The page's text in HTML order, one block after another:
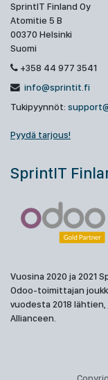
SprintIT Finland Oy
Atomitie 5 B
00370 Helsinki
Suomi
+358 44 977 3541
info@sprintit.fi
Tukipyynnöt:
Pyydä tarjous!
SprintIT
Vuosina 2020 ja 2021
Odoo-toimittajan
vuodesta 2018 lähtien,
Allianceen.